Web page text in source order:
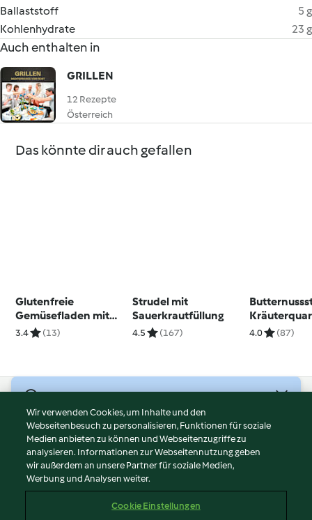
Ballaststoff
5 g
Kohlenhydrate
23 g
Auch enthalten in
GRILLEN
12 Rezepte
Österreich
Das könnte dir auch gefallen
Glutenfreie
Gemüsefladen mit
Joghurtsauce
3.4 (13)
Strudel mit
Sauerkrautfüllung
4.5 (167) 4.0 (87)
Nutzungsbedingungen
Datenschutzrichtlinien
Disclaimer
Impressum
Wir verwenden Cookies, um Inhalte und den
Webseitenbesuch zu personalisieren, Funktionen für soziale
Medien anbieten zu können und Webseitenzugriffe zu
analysieren. Informationen zur Webseitennutzung geben
wir außerdem an unsere Partner für soziale Medien,
Werbung und Analysen weiter.
Cookie Einstellungen